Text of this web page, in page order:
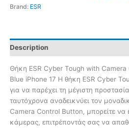
Brand: ESR
Description
Θήκη ESR Cyber Tough with
Blue iPhone 17 Η θήκη ESR Cyber
για να παρέχει τη μέγιστη
ταυτόχρονα αναδεικνύει τον
Camera Control Button, μπορείτε να
κάμερας, επιτρέποντάς σας να